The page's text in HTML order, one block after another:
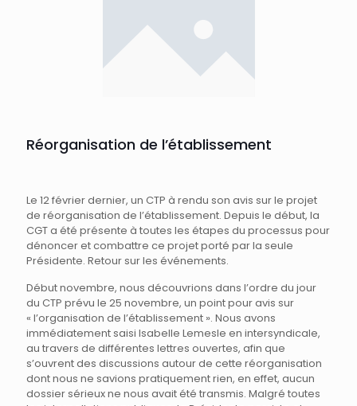
Réorganisation de l’établissement
Le 12 février dernier, un CTP à rendu son avis sur le projet
de réorganisation de l’établissement. Depuis le début, la
CGT a été présente à toutes les étapes du processus pour
dénoncer et combattre ce projet porté par la seule
Présidente. Retour sur les événements.
Début novembre, nous découvrions dans l’ordre du jour
du CTP prévu le 25 novembre, un point pour avis sur
« l’organisation de l’établissement ». Nous avons
immédiatement saisi Isabelle Lemesle en intersyndicale,
au travers de différentes lettres ouvertes, afin que
s’ouvrent des discussions autour de cette réorganisation
dont nous ne savions pratiquement rien, en effet, aucun
dossier sérieux ne nous avait été transmis. Malgré toutes